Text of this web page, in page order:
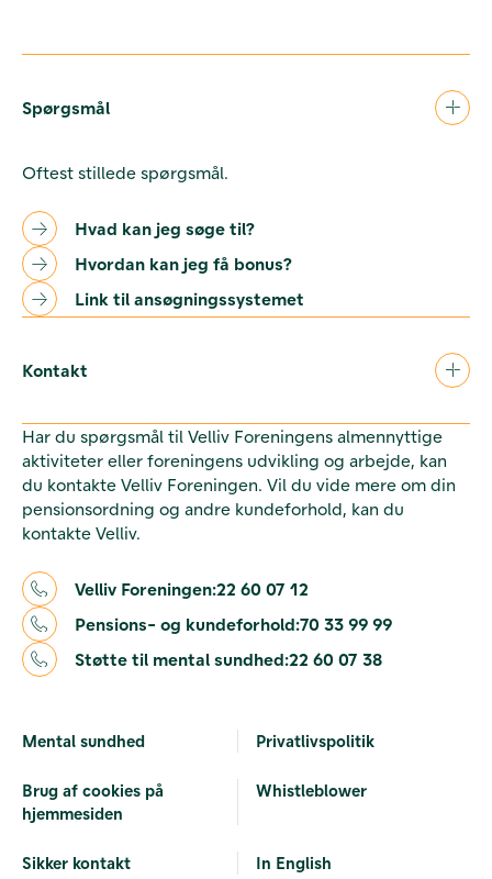
Spørgsmål
Oftest stillede spørgsmål.
Hvad kan jeg søge til?
Hvordan kan jeg få bonus?
Link til ansøgningssystemet
Kontakt
Har du spørgsmål til Velliv Foreningens almennyttige
aktiviteter eller foreningens udvikling og arbejde, kan
du kontakte Velliv Foreningen. Vil du vide mere om din
pensionsordning og andre kundeforhold, kan du
kontakte Velliv.
Velliv Foreningen:22 60 07 12
Pensions- og kundeforhold:70 33 99 99
Støtte til mental sundhed:22 60 07 38
Mental sundhed Privatlivspolitik
Brug af cookies på
hjemmesiden
Whistleblower
Sikker kontakt In English